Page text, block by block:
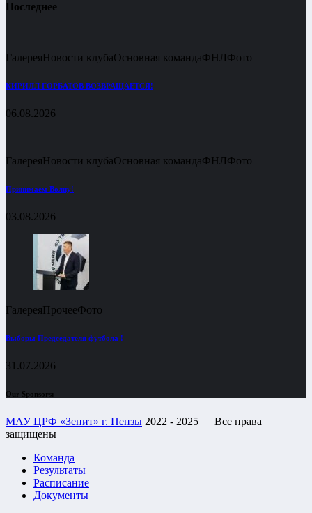
Последнее
ГалереяНовости клубаОсновная командаФНЛФото
КИРИЛЛ ГОРБАТОВ ВОЗВРАЩАЕТСЯ!
06.08.2026
ГалереяНовости клубаОсновная командаФНЛФото
Принимаем Волну!
03.08.2026
ГалереяПрочееФото
Выборы Председателя футбола !
31.07.2026
Our Sponsors:
МАУ ЦРФ «Зенит» г. Пензы 2022 - 2025 | Все права
защищены
Команда
Результаты
Расписание
Документы